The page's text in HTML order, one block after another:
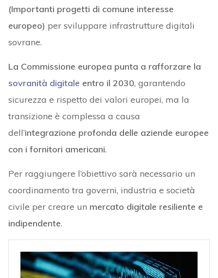
(Importanti progetti di comune interesse
europeo) per sviluppare infrastrutture digitali
sovrane.
La Commissione europea punta a rafforzare la
sovranità digitale entro il 2030, garantendo
sicurezza e rispetto dei valori europei, ma la
transizione è complessa a causa
dell’integrazione profonda delle aziende europee
con i fornitori americani.
Per raggiungere l’obiettivo sarà necessario un
coordinamento tra governi, industria e società
civile per creare un mercato digitale resiliente e
indipendente.